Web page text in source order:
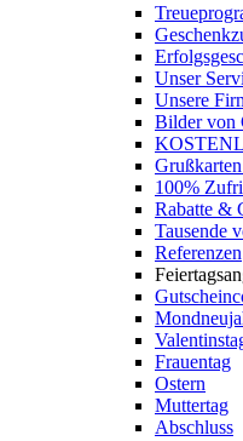
Unser
Unsere
Bilder von
100%
Rabatte &
Tausende
Referenzen
Frauentag
Ostern
Muttertag
Abschluss